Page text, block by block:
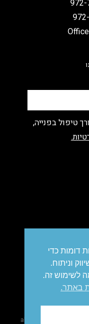
טיפול בפנייה,
דיגיטל
דומות כדי
וניתוח.
לשימוש זה.
באתר.